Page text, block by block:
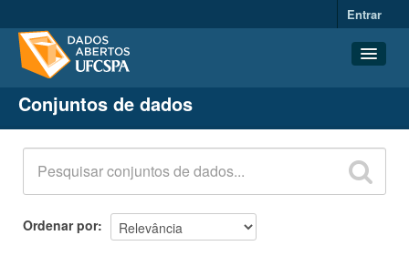
Entrar
Conjuntos de dados
Organizações
Grupos
Sobre
Conjuntos de dados
Ordenar por